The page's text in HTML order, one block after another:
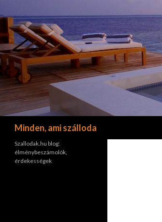
Minden, ami szálloda
Szallodak.hu blog:
élménybeszámolók,
érdekességek